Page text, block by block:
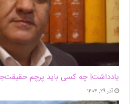
یادداشت| ‌چه کسی باید پرچم
آذر ۲۹, ۱۴۰۴